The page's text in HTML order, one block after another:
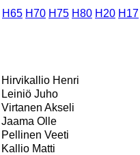
H65 H70 H75 H80 H20 H17
Hirvikallio Henri
Leiniö Juho
Virtanen Akseli
Jaama Olle
Pellinen Veeti
Kallio Matti